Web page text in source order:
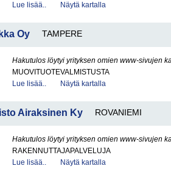
Lue lisää..
Näytä kartalla
Oy TAMPERE
Hakutulos löytyi yrityksen omien www-sivujen
MUOVITUOTEVALMISTUSTA
Lue lisää..
Näytä kartalla
Airaksinen Ky ROVANIEMI
Hakutulos löytyi yrityksen omien www-sivujen
RAKENNUTTAJAPALVELUJA
Lue lisää..
Näytä kartalla